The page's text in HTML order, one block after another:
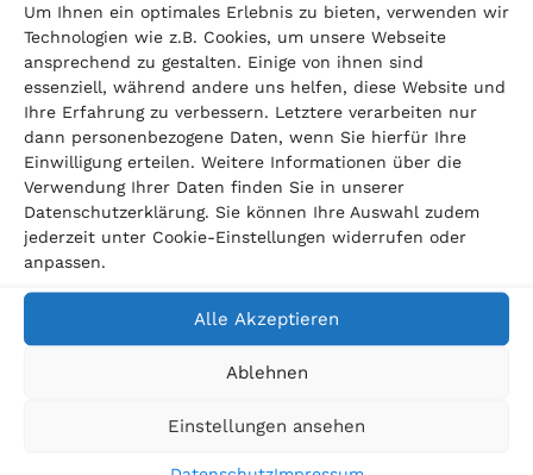
Um Ihnen ein optimales Erlebnis zu bieten, verwenden wir
Technologien wie z.B. Cookies, um unsere Webseite
ansprechend zu gestalten. Einige von ihnen sind
essenziell, während andere uns helfen, diese Website und
Ihre Erfahrung zu verbessern. Letztere verarbeiten nur
dann personenbezogene Daten, wenn Sie hierfür Ihre
Einwilligung erteilen. Weitere Informationen über die
Verwendung Ihrer Daten finden Sie in unserer
Datenschutzerklärung. Sie können Ihre Auswahl zudem
jederzeit unter Cookie-Einstellungen widerrufen oder
anpassen.
Alle Akzeptieren
Ablehnen
Einstellungen ansehen
Anrede*
Vorname*